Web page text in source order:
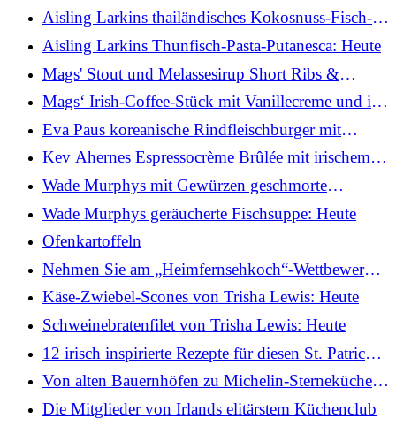
Aisling Larkins thailändisches Kokosnuss-Fisch-
Curry: Heute
Aisling Larkins Thunfisch-Pasta-Putanesca: Heute
Mags' Stout und Melassesirup Short Ribs &
Krautsalat: Heute
Mags‘ Irish-Coffee-Stück mit Vanillecreme und in
Whiskey pochierten Birnen
Eva Paus koreanische Rindfleischburger mit
Kimchi-Ketchup und Lotuswurzelchips
Kev Ahernes Espressocrème Brûlée mit irischem
Sahnelikör: Heute
Wade Murphys mit Gewürzen geschmorte
Lammkeulen: Heute
Wade Murphys geräucherte Fischsuppe: Heute
Ofenkartoffeln
Nehmen Sie am „Heimfernsehkoch“-Wettbewerb
der TODAY-Show teil.
Käse-Zwiebel-Scones von Trisha Lewis: Heute
Schweinebratenfilet von Trisha Lewis: Heute
12 irisch inspirierte Rezepte für diesen St. Patrick's
Day
Von alten Bauernhöfen zu Michelin-Sterneküchen:
die Reise der irischen Küche
Die Mitglieder von Irlands elitärstem Küchenclub